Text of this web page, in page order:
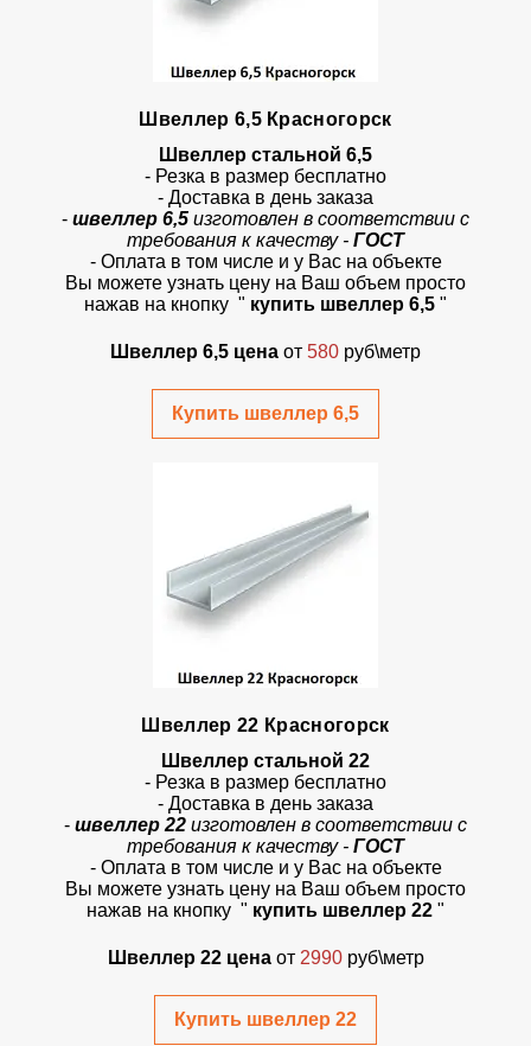
Швеллер 6,5 Красногорск
Швеллер стальной 6,5
- Резка в размер бесплатно
- Доставка в день заказа
- швеллер 6,5 изготовлен в соответствии с
требования к качеству - ГОСТ
- Оплата в том числе и у Вас на объекте
Вы можете узнать цену на Ваш объем просто
нажав на кнопку " купить швеллер 6,5 "
Швеллер 6,5 цена от 580 руб\метр
Купить швеллер 6,5
Швеллер 22 Красногорск
Швеллер стальной 22
- Резка в размер бесплатно
- Доставка в день заказа
- швеллер 22 изготовлен в соответствии с
требования к качеству - ГОСТ
- Оплата в том числе и у Вас на объекте
Вы можете узнать цену на Ваш объем просто
нажав на кнопку " купить швеллер 22 "
Швеллер 22 цена от 2990 руб\метр
Купить швеллер 22